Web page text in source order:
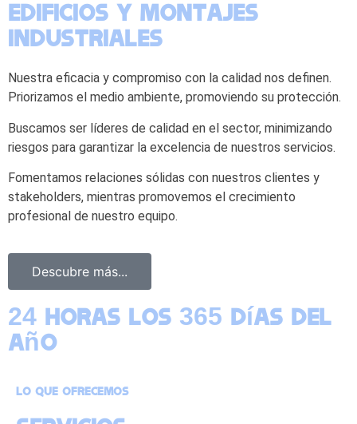
edificios y montajes
industriales
Nuestra eficacia y compromiso con la calidad nos definen.
Priorizamos el medio ambiente, promoviendo su protección.
Buscamos ser líderes de calidad en el sector, minimizando
riesgos para garantizar la excelencia de nuestros servicios.
Fomentamos relaciones sólidas con nuestros clientes y
stakeholders, mientras promovemos el crecimiento
profesional de nuestro equipo.
Descubre más...
24 horas los 365 días del
año
Lo que ofrecemos